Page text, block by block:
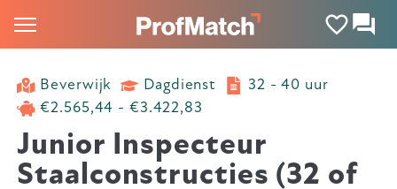
Beverwijk Dagdienst
32 - 40 uur
€2.565,44 - €3.422,83
Junior Inspecteur
Staalconstructies (32 of